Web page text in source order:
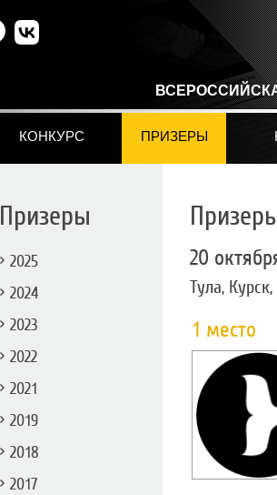
КОНКУРС ПРИЗЕРЫ
Призеры
2025
2024
2023
2022
2021
2019
2018
2017
20
Тула,
1 место